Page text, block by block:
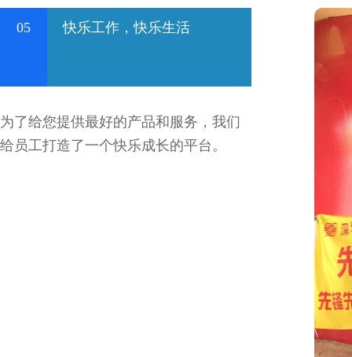
05 快乐工作，快乐生活
为了给您提供最好的产品和服务，我们
给员工打造了一个快乐成长的平台。